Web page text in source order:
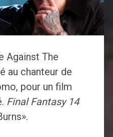
Against The
au chanteur de
pour un film
Final Fantasy 14